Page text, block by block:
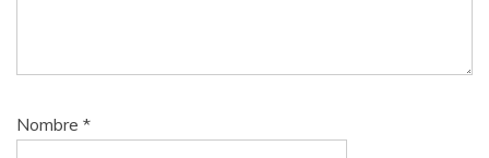
Nombre *